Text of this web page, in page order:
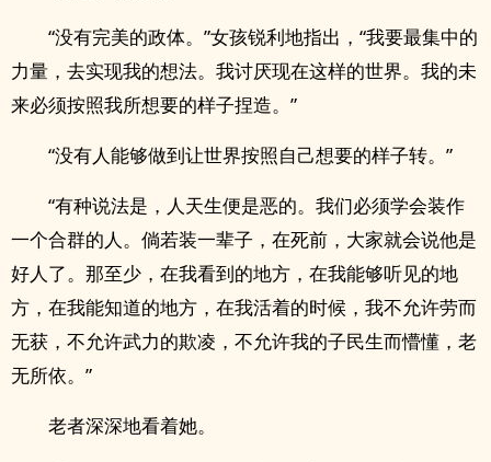
“没有完美的政体。”女孩锐利地指出，“我要最集中的
力量，去实现我的想法。我讨厌现在这样的世界。我的未
来必须按照我所想要的样子捏造。”
“没有人能够做到让世界按照自己想要的样子转。”
“有种说法是，人天生便是恶的。我们必须学会装作
一个合群的人。倘若装一辈子，在死前，大家就会说他是
好人了。那至少，在我看到的地方，在我能够听见的地
方，在我能知道的地方，在我活着的时候，我不允许劳而
无获，不允许武力的欺凌，不允许我的子民生而懵懂，老
无所依。”
老者深深地看着她。